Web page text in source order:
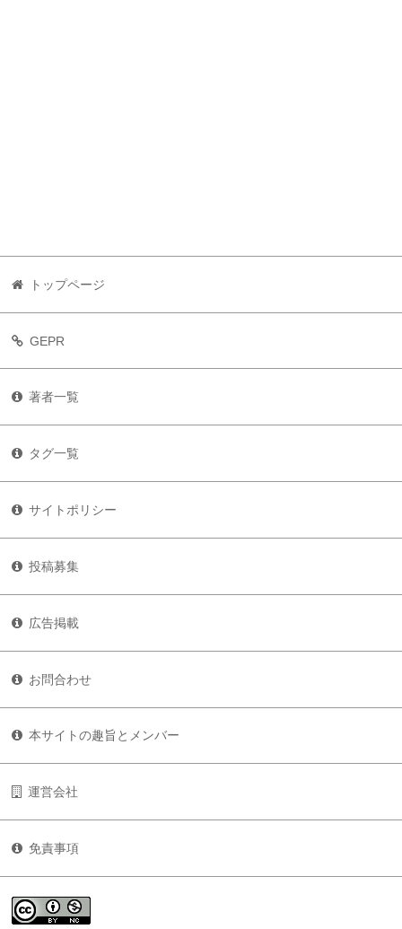
トップページ
GEPR
著者一覧
タグ一覧
サイトポリシー
投稿募集
広告掲載
お問合わせ
本サイトの趣旨とメンバー
運営会社
免責事項